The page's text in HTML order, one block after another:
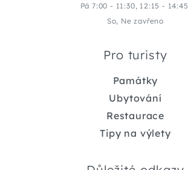
Pá 7:00 - 11:30, 12:15 - 14:45
So, Ne zavřeno
Pro turisty
Památky
Ubytování
Restaurace
Tipy na výlety